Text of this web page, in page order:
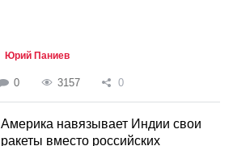
Юрий Паниев
0 3157 0
Америка навязывает Индии свои
ракеты вместо российских